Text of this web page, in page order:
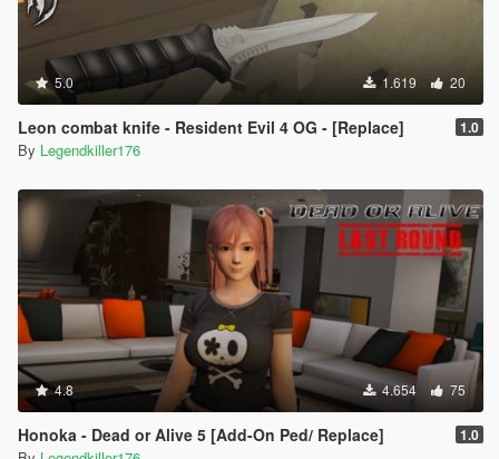
5.0 1.619 20
Leon combat knife - Resident Evil 4 OG - [Replace] 1.0
By Legendkiller176
4.8 4.654 75
Honoka - Dead or Alive 5 [Add-On Ped/ Replace] 1.0